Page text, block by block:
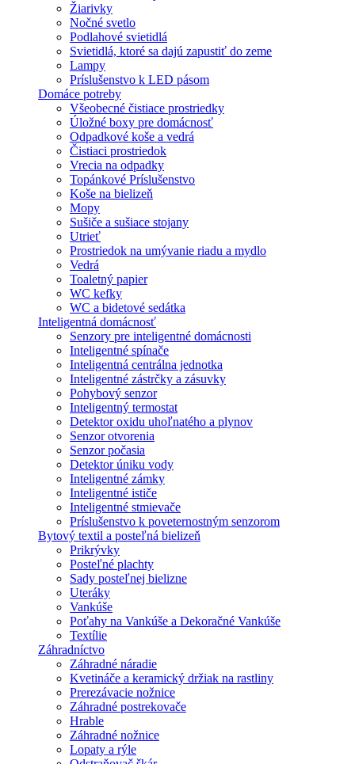
Žiarivky
Nočné svetlo
Podlahové svietidlá
Svietidlá, ktoré sa dajú zapustiť do zeme
Lampy
Príslušenstvo k LED pásom
Domáce potreby
Všeobecné čistiace prostriedky
Úložné boxy pre domácnosť
Odpadkové koše a vedrá
Čistiaci prostriedok
Vrecia na odpadky
Topánkové Príslušenstvo
Koše na bielizeň
Mopy
Sušiče a sušiace stojany
Utrieť
Prostriedok na umývanie riadu a mydlo
Vedrá
Toaletný papier
WC kefky
WC a bidetové sedátka
Inteligentná domácnosť
Senzory pre inteligentné domácnosti
Inteligentné spínače
Inteligentná centrálna jednotka
Inteligentné zástrčky a zásuvky
Pohybový senzor
Inteligentný termostat
Detektor oxidu uhoľnatého a plynov
Senzor otvorenia
Senzor počasia
Detektor úniku vody
Inteligentné zámky
Inteligentné ističe
Inteligentné stmievače
Príslušenstvo k poveternostným senzorom
Bytový textil a posteľná bielizeň
Prikrývky
Posteľné plachty
Sady posteľnej bielizne
Uteráky
Vankúše
Poťahy na Vankúše a Dekoračné Vankúše
Textílie
Záhradníctvo
Záhradné náradie
Kvetináče a keramický držiak na rastliny
Prerezávacie nožnice
Záhradné postrekovače
Hrable
Záhradné nožnice
Lopaty a rýle